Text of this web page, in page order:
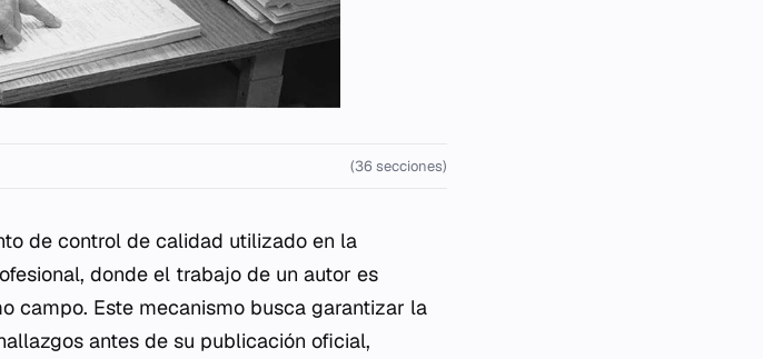
(36 secciones)
de control de calidad utilizado en la
donde el trabajo de un autor es
campo. Este mecanismo busca garantizar la
antes de su publicación oficial,